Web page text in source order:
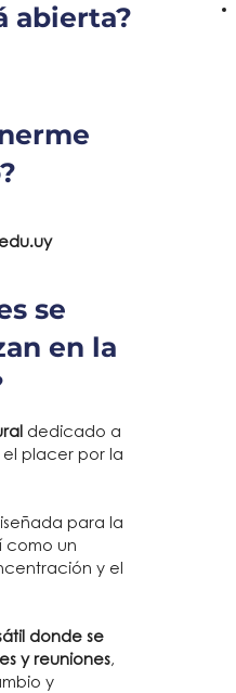
abierta?
se
en la
dedicado a
placer por la
para la
como un
y el
donde se
y reuniones,
y